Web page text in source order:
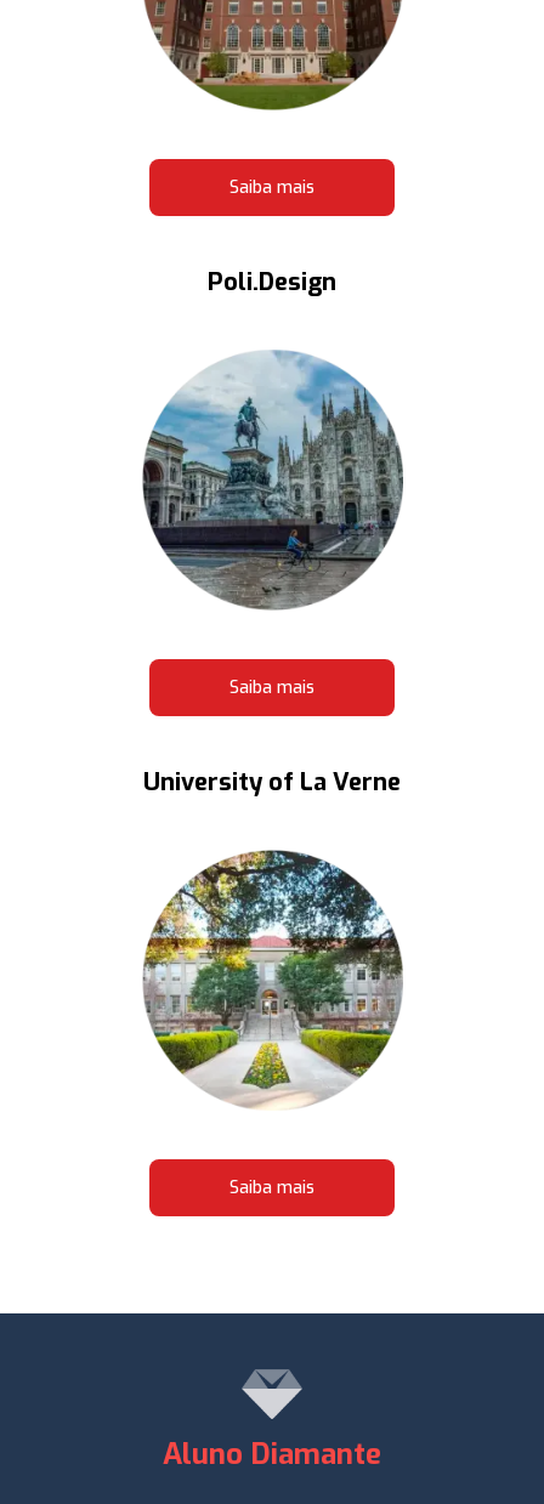
Saiba mais
Poli.Design
Saiba mais
University of La Verne
Saiba mais
Aluno Diamante